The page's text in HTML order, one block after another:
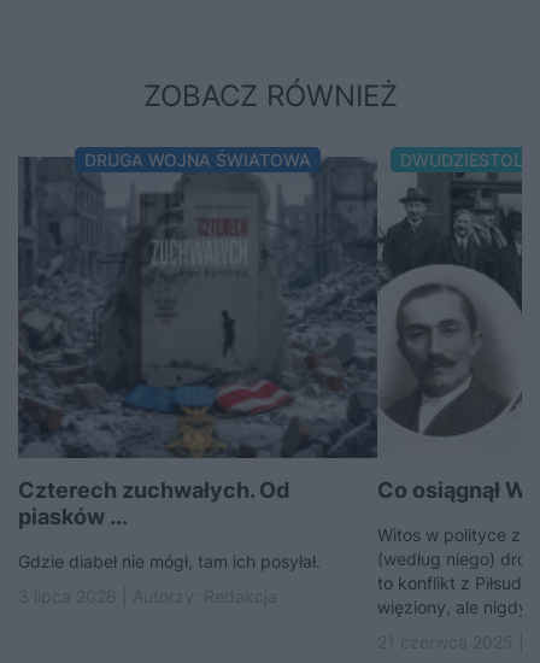
ZOBACZ RÓWNIEŻ
DRUGA WOJNA ŚWIATOWA
Czterech zuchwałych. Od
piasków ...
Gdzie diabeł nie mógł, tam ich posyłał.
Co osiągnął
Witos w polityce
(według niego)
to konflikt z
więziony, ale nigdy